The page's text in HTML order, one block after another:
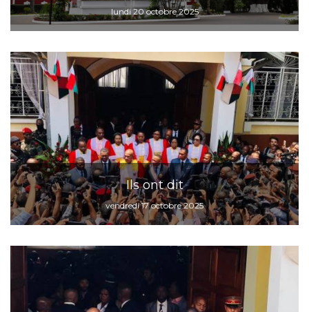
lundi 20 octobre 2025
Ils ont dit
vendredi 17 octobre 2025